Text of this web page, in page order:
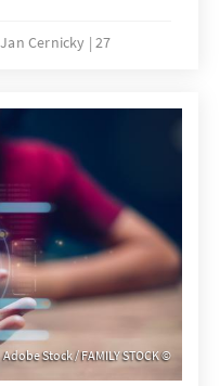
wirtschaftlicher
in den
geben, in
Abhängigkeiten –
– durch staatliche
werden können.
Aufbau eigener
sind deutlich
untergraben das
Marktprinzip.
Cernicky 27 במאי 2024
Adobe Stock / FAMILY STOCK